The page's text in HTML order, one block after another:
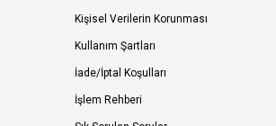
Kişisel Verilerin Korunması
Kullanım Şartları
İade/İptal Koşulları
İşlem Rehberi